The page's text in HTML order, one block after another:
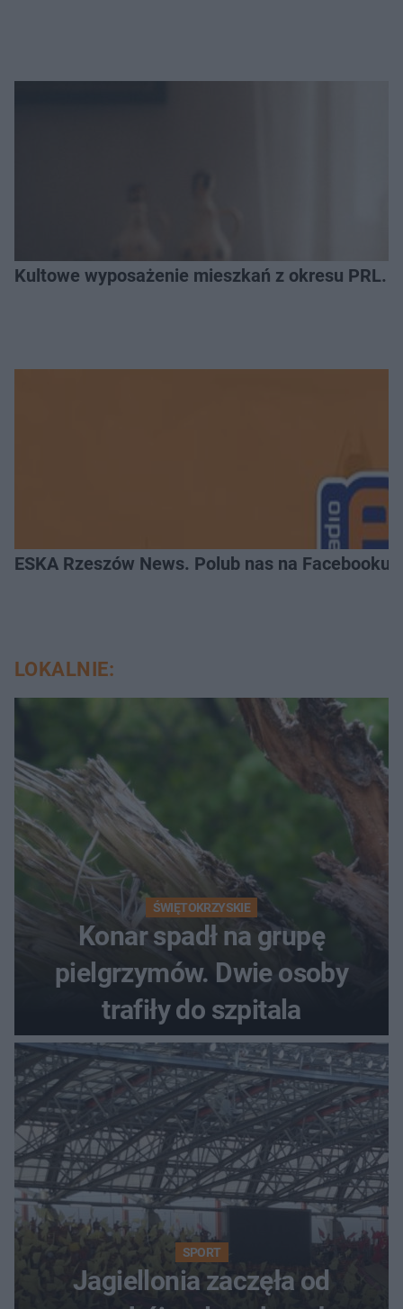
Kultowe wyposażenie mieszkań z okresu PRL.
ESKA Rzeszów News. Polub nas na Facebooku!
LOKALNIE:
ŚWIĘTOKRZYSKIE
Konar spadł na grupę
pielgrzymów. Dwie osoby
trafiły do szpitala
SPORT
Jagiellonia zaczęła od